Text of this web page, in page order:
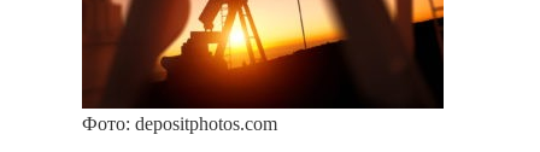
Фото: depositphotos.com